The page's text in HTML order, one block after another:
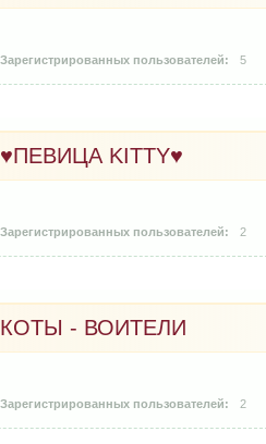
5
♥ПЕВИЦА KITTY♥
2
КОТЫ - ВОИТЕЛИ
2